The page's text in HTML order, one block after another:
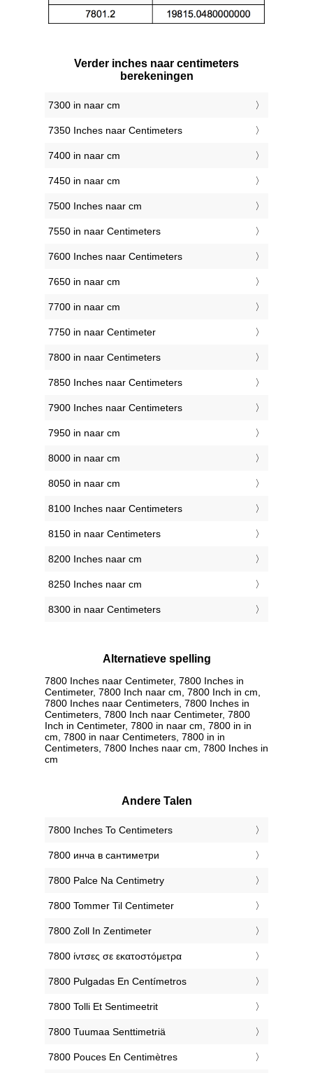
Verder inches naar centimeters
berekeningen
7300 in naar cm
7350 Inches naar Centimeters
7400 in naar cm
7450 in naar cm
7500 Inches naar cm
7550 in naar Centimeters
7600 Inches naar Centimeters
7650 in naar cm
7700 in naar cm
7750 in naar Centimeter
7800 in naar Centimeters
7850 Inches naar Centimeters
7900 Inches naar Centimeters
7950 in naar cm
8000 in naar cm
8050 in naar cm
8100 Inches naar Centimeters
8150 in naar Centimeters
8200 Inches naar cm
8250 Inches naar cm
8300 in naar Centimeters
Alternatieve spelling
7800 Inches naar Centimeter, 7800 Inches in
Centimeter, 7800 Inch naar cm, 7800 Inch in cm,
7800 Inches naar Centimeters, 7800 Inches in
Centimeters, 7800 Inch naar Centimeter, 7800
Inch in Centimeter, 7800 in naar cm, 7800 in in
cm, 7800 in naar Centimeters, 7800 in in
Centimeters, 7800 Inches naar cm, 7800 Inches in
cm
Andere Talen
‎7800 Inches To Centimeters
‎7800 инча в сантиметри
‎7800 Palce Na Centimetry
‎7800 Tommer Til Centimeter
‎7800 Zoll In Zentimeter
‎7800 ίντσες σε εκατοστόμετρα
‎7800 Pulgadas En Centímetros
‎7800 Tolli Et Sentimeetrit
‎7800 Tuumaa Senttimetriä
‎7800 Pouces En Centimètres